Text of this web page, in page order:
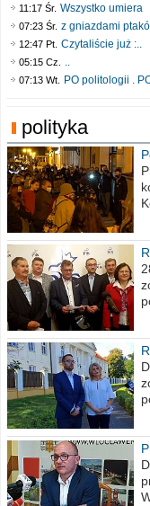
11:17 Śr. Wszystko umiera
07:23 Śr. z gniazdami
12:47 Pt. Czytaliście już :..
05:15 Cz. ..
07:13 Wt. PO politologii .
polityka